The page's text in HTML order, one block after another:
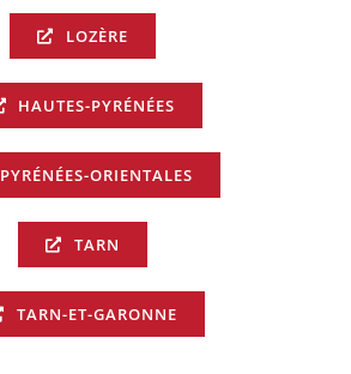
LOZÈRE
HAUTES-PYRÉNÉES
PYRÉNÉES-ORIENTALES
TARN
TARN-ET-GARONNE